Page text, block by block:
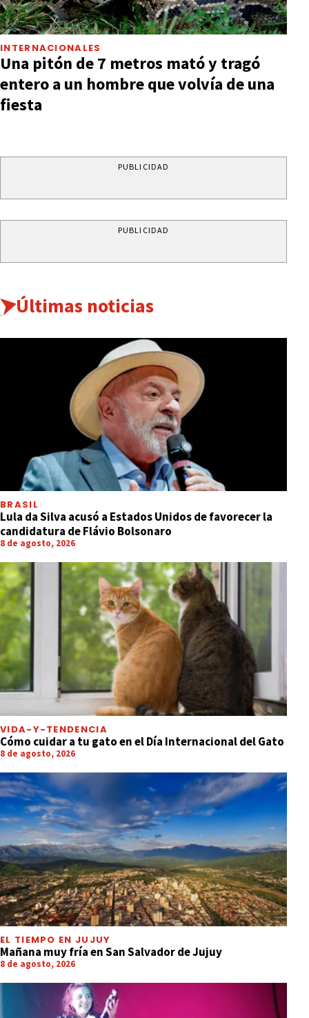
INTERNACIONALES
Una pitón de 7 metros mató y tragó
entero a un hombre que volvía de una
fiesta
PUBLICIDAD
PUBLICIDAD
Últimas noticias
BRASIL
Lula da Silva acusó a Estados Unidos de favorecer la
candidatura de Flávio Bolsonaro
8 de agosto, 2026
VIDA-Y-TENDENCIA
Cómo cuidar a tu gato en el Día Internacional del Gato
8 de agosto, 2026
EL TIEMPO EN JUJUY
Mañana muy fría en San Salvador de Jujuy
8 de agosto, 2026